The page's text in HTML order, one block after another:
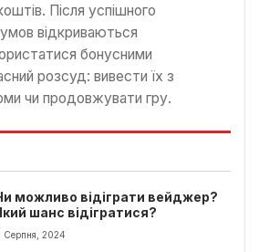
Після успішного
умов відкриваються
бонусними
розсуд: вивести їх з
чи продовжувати гру.
можливо відіграти вейджер?
шанс відігратися?
Серпня, 2024